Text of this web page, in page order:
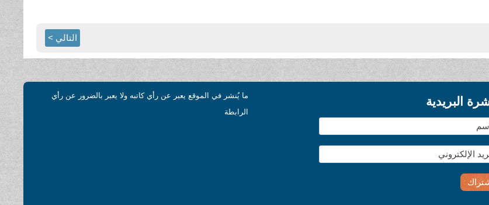
التالي >
البريدية
ما يُنشر في الموقع يعبر عن رأي كاتبه ولا يعبر بالضرور عن رأي
الرابطة